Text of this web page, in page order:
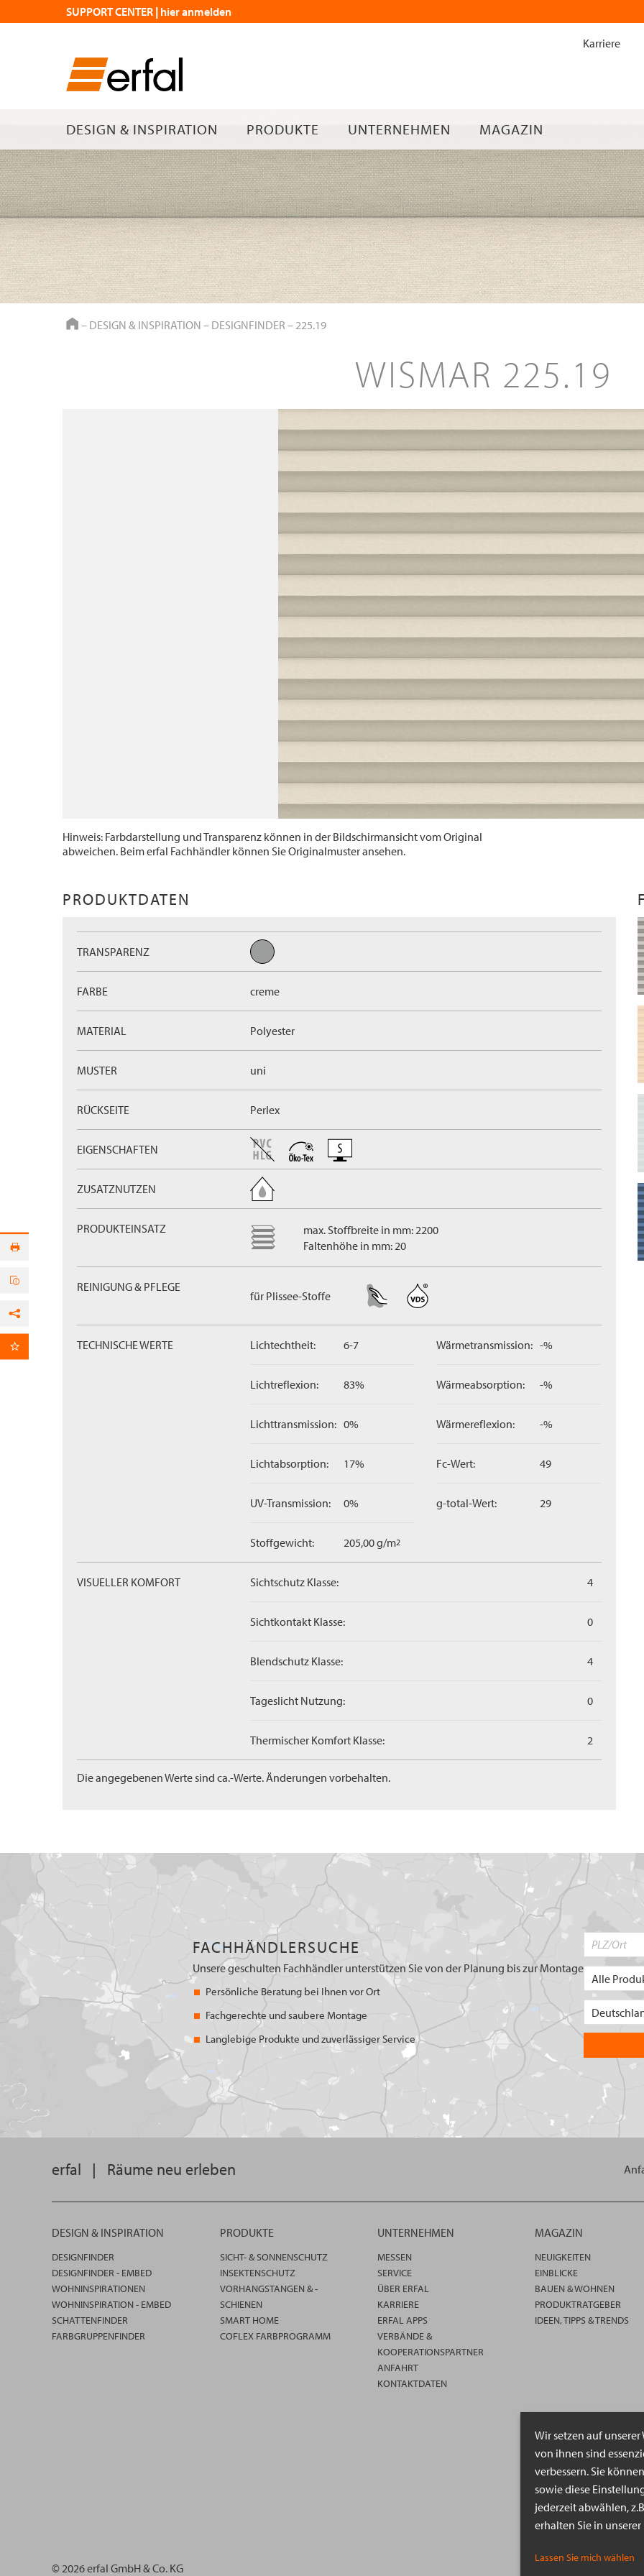
Wir setzen auf
von ihnen sind
verbessern. Sie
sowie diese
jederzeit abwählen,
erhalten Sie in
Lassen Sie mich wählen
Inhalt
DESIGN & INSPIRATION PRODUKTE UNTERNEHMEN MAGAZIN
Karriere
SUPPORT CENTER | hier anmelden
HOME
– DESIGN & INSPIRATION – DESIGNFINDER –225.19
WISMAR 225.19
Hinweis: Farbdarstellung und Transparenz können in der Bildschirmansicht vom Original
abweichen. Beim erfal Fachhändler können Sie Originalmuster ansehen.
PRODUKTDATEN
TRANSPARENZ
FARBE creme
MATERIAL Polyester
MUSTER uni
RÜCKSEITE Perlex
EIGENSCHAFTEN
ZUSATZNUTZEN
PRODUKTEINSATZ
max. Stoffbreite in mm: 2200
Faltenhöhe in mm: 20
REINIGUNG & PFLEGE
für Plissee-Stoffe
TECHNISCHE WERTE Lichtechtheit: 6-7
Lichtreflexion: 83%
Lichttransmission: 0%
Lichtabsorption: 17%
UV-Transmission: 0%
Stoffgewicht: 205,00 g/m2
Wärmetransmission: -%
Wärmeabsorption: -%
Wärmereflexion: -%
Fc-Wert: 49
g-total-Wert: 29
VISUELLER KOMFORT Sichtschutz Klasse: 4
Sichtkontakt Klasse: 0
Blendschutz Klasse: 4
Tageslicht Nutzung: 0
Thermischer Komfort Klasse: 2
Die angegebenen Werte sind ca.-Werte. Änderungen vorbehalten.
Facebook
per E-Mail
FACHHÄNDLERSUCHE
Unsere geschulten Fachhändler unterstützen Sie von der Planung bis zur Montage
Persönliche Beratung bei Ihnen vor Ort
Fachgerechte und saubere Montage
Langlebige Produkte und zuverlässiger Service
erfal | Räume neu erleben
DESIGN & INSPIRATION
DESIGNFINDER
DESIGNFINDER - EMBED
WOHNINSPIRATIONEN
WOHNINSPIRATION - EMBED
SCHATTENFINDER
FARBGRUPPENFINDER
PRODUKTE
SICHT- & SONNENSCHUTZ
INSEKTENSCHUTZ
VORHANGSTANGEN & -
SCHIENEN
SMART HOME
COFLEX FARBPROGRAMM
UNTERNEHMEN
MESSEN
SERVICE
ÜBER ERFAL
KARRIERE
ERFAL APPS
VERBÄNDE &
KOOPERATIONSPARTNER
ANFAHRT
KONTAKTDATEN
MAGAZIN
NEUIGKEITEN
EINBLICKE
BAUEN & WOHNEN
PRODUKTRATGEBER
IDEEN, TIPPS & TRENDS
© 2026 erfal GmbH & Co. KG